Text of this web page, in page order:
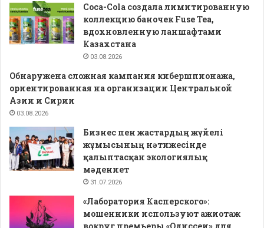
Coca-Cola создала лимитированную
коллекцию баночек Fuse Tea,
вдохновленную ланшафтами
Казахстана
03.08.2026
Обнаружена сложная кампания кибершпионажа,
ориентированная на организации Центральной
Азии и Сирии
03.08.2026
Бизнес пен жастардың жүйелі
жұмысының нәтижесінде
қалыптасқан экологиялық
мәдениет
31.07.2026
«Лаборатория Касперского»:
мошенники используют ажиотаж